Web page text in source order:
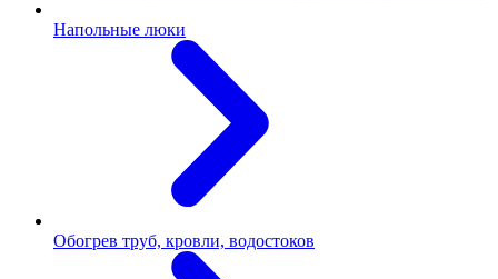
Напольные люки
Обогрев труб, кровли, водостоков